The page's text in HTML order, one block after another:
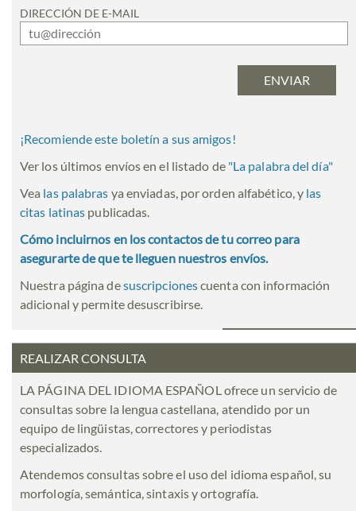
DIRECCIÓN DE E-MAIL
¡Recomiende este boletín a sus amigos!
Ver los últimos envíos en el listado de "La palabra del día"
Vea las palabras ya enviadas, por orden alfabético, y las
citas latinas publicadas.
Cómo incluirnos en los contactos de tu correo para
asegurarte de que te lleguen nuestros envíos.
Nuestra página desuscripcionescuenta con información
adicional y permite desuscribirse.
REALIZAR CONSULTA
LA PÁGINA DEL IDIOMA ESPAÑOL ofrece un servicio de
consultas sobre la lengua castellana, atendido por un
equipo de lingüistas, correctores y periodistas
especializados.
Atendemos consultas sobre el uso del idioma español, su
morfología, semántica, sintaxis y ortografía.